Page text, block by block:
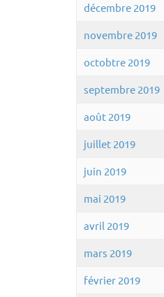
décembre 2019
novembre 2019
octobtre 2019
septembre 2019
août 2019
juillet 2019
juin 2019
mai 2019
avril 2019
mars 2019
février 2019